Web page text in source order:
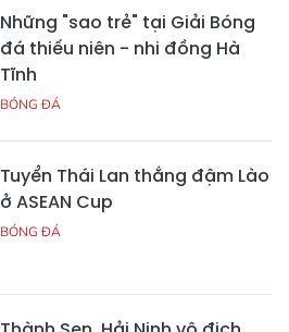
Những "sao trẻ" tại Giải Bóng
đá thiếu niên - nhi đồng Hà
Tĩnh
BÓNG ĐÁ
Tuyển Thái Lan thắng đậm Lào
ở ASEAN Cup
BÓNG ĐÁ